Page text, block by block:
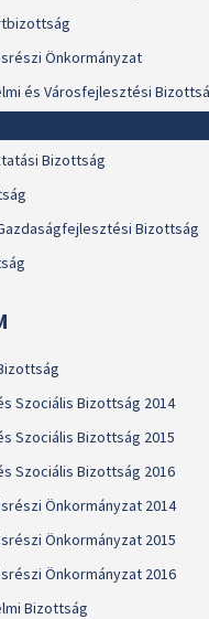
Önkormányzat
és Városfejlesztési
Bizottság
Bizottság
Szociális Bizottság 2014
Szociális Bizottság 2015
Szociális Bizottság 2016
Önkormányzat 2014
Önkormányzat 2015
Önkormányzat 2016
Bizottság